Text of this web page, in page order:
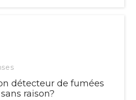
détecteur de fumées
raison?